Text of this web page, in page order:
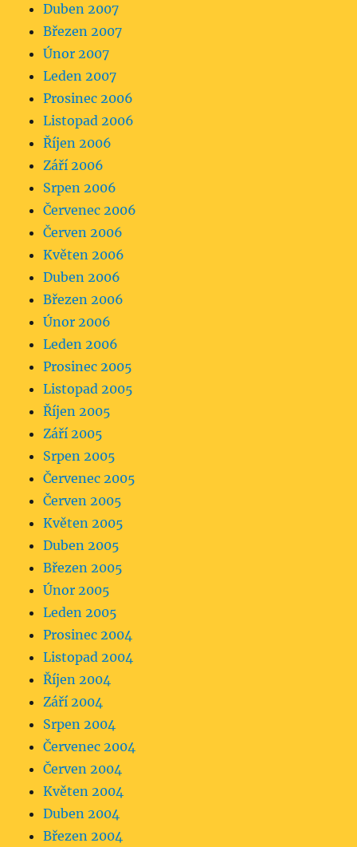
Duben 2007
Březen 2007
Únor 2007
Leden 2007
Prosinec 2006
Listopad 2006
Říjen 2006
Září 2006
Srpen 2006
Červenec 2006
Červen 2006
Květen 2006
Duben 2006
Březen 2006
Únor 2006
Leden 2006
Prosinec 2005
Listopad 2005
Říjen 2005
Září 2005
Srpen 2005
Červenec 2005
Červen 2005
Květen 2005
Duben 2005
Březen 2005
Únor 2005
Leden 2005
Prosinec 2004
Listopad 2004
Říjen 2004
Září 2004
Srpen 2004
Červenec 2004
Červen 2004
Květen 2004
Duben 2004
Březen 2004